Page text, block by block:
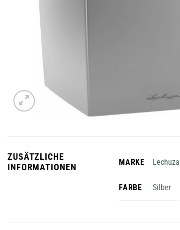
ZUSÄTZLICHE
INFORMATIONEN
MARKE Lechuza
FARBE Silber